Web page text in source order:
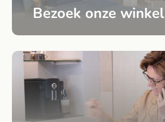
Bezoek onze winkel